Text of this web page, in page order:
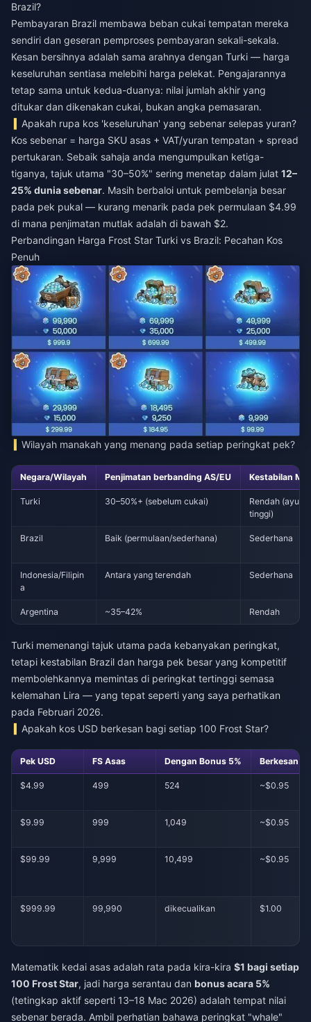
Brazil?
Pembayaran Brazil membawa beban cukai tempatan mereka
sendiri dan geseran pemproses pembayaran sekali-sekala.
Kesan bersihnya adalah sama arahnya dengan Turki — harga
keseluruhan sentiasa melebihi harga pelekat. Pengajarannya
tetap sama untuk kedua-duanya: nilai jumlah akhir yang
ditukar dan dikenakan cukai, bukan angka pemasaran.
Apakah rupa kos 'keseluruhan' yang sebenar selepas yuran?
Kos sebenar = harga SKU asas + VAT/yuran tempatan + spread
pertukaran. Sebaik sahaja anda mengumpulkan ketiga-
tiganya, tajuk utama "30–50%" sering menetap dalam julat 12–
25% dunia sebenar. Masih berbaloi untuk pembelanja besar
pada pek pukal — kurang menarik pada pek permulaan $4.99
di mana penjimatan mutlak adalah di bawah $2.
Perbandingan Harga Frost Star Turki vs Brazil: Pecahan Kos
Penuh
Wilayah manakah yang menang pada setiap peringkat pek?
Negara/Wilayah Penjimatan berbanding AS/EU Kestabilan
Turki 30–50%+ (sebelum cukai)
Rendah
tinggi)
Brazil Baik (permulaan/sederhana) Sederhana
Indonesia/Filipin
a
Antara yang terendah Sederhana
Argentina ~35–42% Rendah
Turki memenangi tajuk utama pada kebanyakan peringkat,
tetapi kestabilan Brazil dan harga pek besar yang kompetitif
membolehkannya memintas di peringkat tertinggi semasa
kelemahan Lira — yang tepat seperti yang saya perhatikan
pada Februari 2026.
Apakah kos USD berkesan bagi setiap 100 Frost Star?
Pek USD FS Asas Dengan Bonus 5% Berkesan $/
$4.99 499 524 ~$0.95
$9.99 999 1,049 ~$0.95
$99.99 9,999 10,499 ~$0.95
$999.99 99,990 dikecualikan $1.00
Matematik kedai asas adalah rata pada kira-kira $1 bagi setiap
100 Frost Star, jadi harga serantau dan bonus acara 5%
(tetingkap aktif seperti 13–18 Mac 2026) adalah tempat nilai
sebenar berada. Ambil perhatian bahawa peringkat "whale"